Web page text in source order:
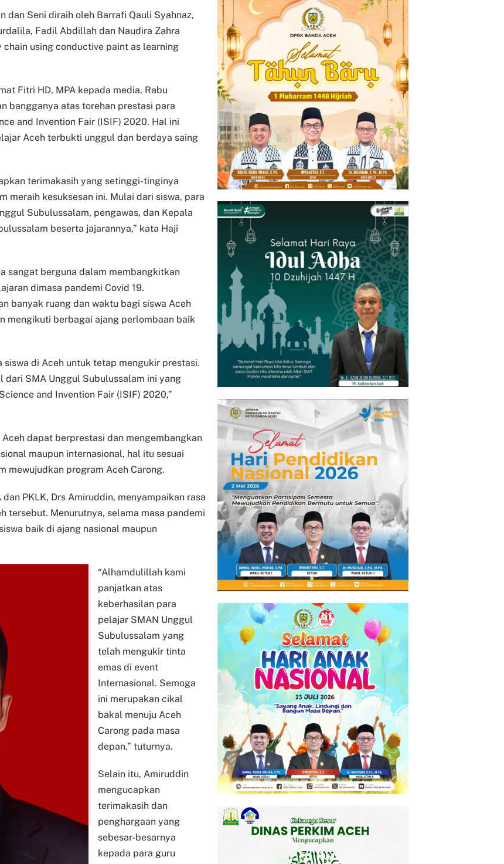
dan Seni diraih oleh Barrafi Qauli Syahnaz,
Fadil Abdillah dan Naudira Zahra
using conductive paint as learning
Fitri HD, MPA kepada media, Rabu
bangganya atas torehan prestasi para
and Invention Fair (ISIF) 2020. Hal ini
Aceh terbukti unggul dan berdaya saing
terimakasih yang setinggi-tinginya
meraih kesuksesan ini. Mulai dari siswa, para
Subulussalam, pengawas, dan Kepala
beserta jajarannya,” kata Haji
sangat berguna dalam membangkitkan
dimasa pandemi Covid 19.
banyak ruang dan waktu bagi siswa Aceh
mengikuti berbagai ajang perlombaan baik
di Aceh untuk tetap mengukir prestasi.
dari SMA Unggul Subulussalam ini yang
and Invention Fair (ISIF) 2020,”
dapat berprestasi dan mengembangkan
maupun internasional, hal itu sesuai
mewujudkan program Aceh Carong.
PKLK, Drs Amiruddin, menyampaikan rasa
tersebut. Menurutnya, selama masa pandemi
baik di ajang nasional maupun
“Alhamdulillah kami
panjatkan atas
keberhasilan para
pelajar SMAN Unggul
Subulussalam yang
telah mengukir tinta
emas di event
Internasional. Semoga
ini merupakan cikal
bakal menuju Aceh
Carong pada masa
depan,” tuturnya.
Selain itu, Amiruddin
mengucapkan
terimakasih dan
penghargaan yang
sebesar-besarnya
kepada para guru